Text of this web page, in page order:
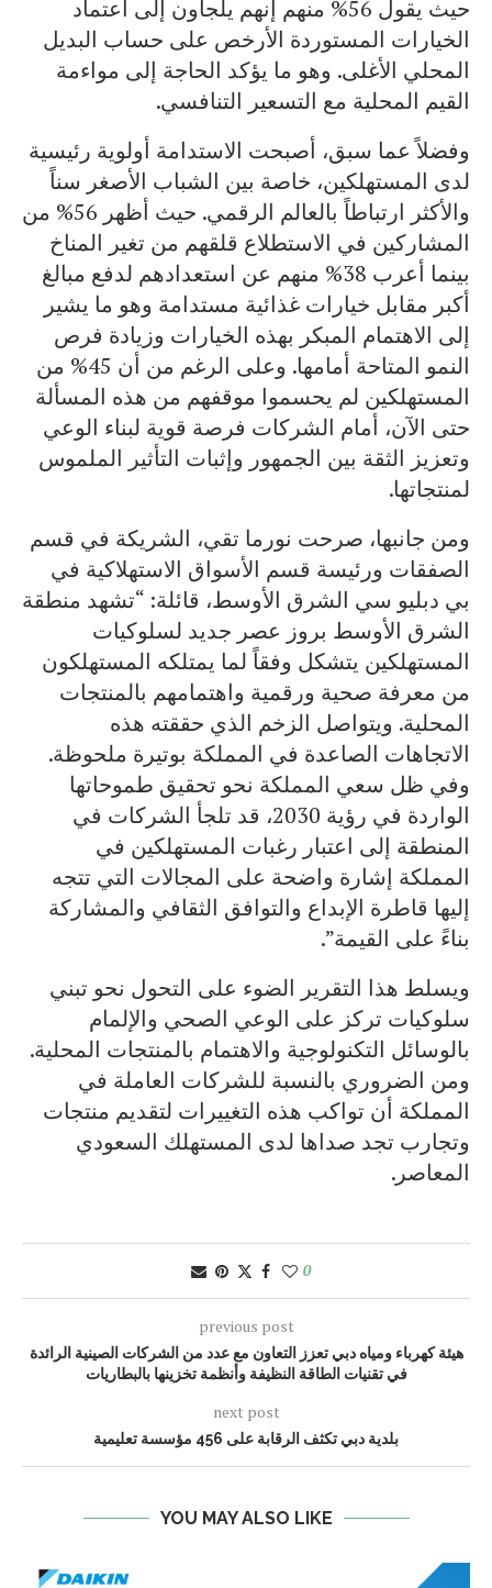
حيث يقول 56% منهم إنهم يلجأون إلى اعتماد
الخيارات المستوردة الأرخص على حساب البديل
المحلي الأغلى. وهو ما يؤكد الحاجة إلى مواءمة
القيم المحلية مع التسعير التنافسي.
وفضلاً عما سبق، أصبحت الاستدامة أولوية رئيسية
لدى المستهلكين، خاصة بين الشباب الأصغر سناً
والأكثر ارتباطاً بالعالم الرقمي. حيث أظهر 56% من
المشاركين في الاستطلاع قلقهم من تغير المناخ
بينما أعرب 38% منهم عن استعدادهم لدفع مبالغ
أكبر مقابل خيارات غذائية مستدامة وهو ما يشير
إلى الاهتمام المبكر بهذه الخيارات وزيادة فرص
النمو المتاحة أمامها. وعلى الرغم من أن 45% من
المستهلكين لم يحسموا موقفهم من هذه المسألة
حتى الآن، أمام الشركات فرصة قوية لبناء الوعي
وتعزيز الثقة بين الجمهور وإثبات التأثير الملموس
لمنتجاتها.
ومن جانبها، صرحت نورما تقي، الشريكة في قسم
الصفقات ورئيسة قسم الأسواق الاستهلاكية في
بي دبليو سي الشرق الأوسط، قائلة: “تشهد منطقة
الشرق الأوسط بروز عصر جديد لسلوكيات
المستهلكين يتشكل وفقاً لما يمتلكه المستهلكون
من معرفة صحية ورقمية واهتمامهم بالمنتجات
المحلية. ويتواصل الزخم الذي حققته هذه
الاتجاهات الصاعدة في المملكة بوتيرة ملحوظة.
وفي ظل سعي المملكة نحو تحقيق طموحاتها
الواردة في رؤية 2030، قد تلجأ الشركات في
المنطقة إلى اعتبار رغبات المستهلكين في
المملكة إشارة واضحة على المجالات التي تتجه
إليها قاطرة الإبداع والتوافق الثقافي والمشاركة
بناءً على القيمة”.
ويسلط هذا التقرير الضوء على التحول نحو تبني
سلوكيات تركز على الوعي الصحي والإلمام
بالوسائل التكنولوجية والاهتمام بالمنتجات المحلية.
ومن الضروري بالنسبة للشركات العاملة في
المملكة أن تواكب هذه التغييرات لتقديم منتجات
وتجارب تجد صداها لدى المستهلك السعودي
المعاصر.
0
previous post
هيئة كهرباء ومياه دبي تعزز التعاون مع عدد من الشركات الصينية الرائدة
في تقنيات الطاقة النظيفة وأنظمة تخزينها بالبطاريات
next post
بلدية دبي تكثف الرقابة على 456 مؤسسة تعليمية
YOU MAY ALSO LIKE